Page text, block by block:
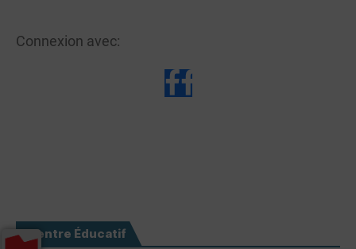
Connexion avec:
Centre Éducatif